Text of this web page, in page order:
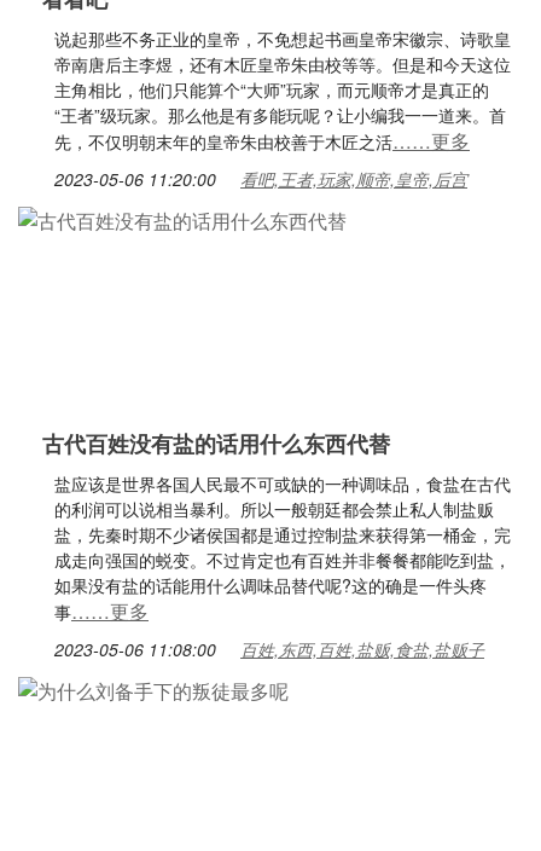
说起那些不务正业的皇帝，不免想起书画皇帝宋徽宗、诗歌皇
帝南唐后主李煜，还有木匠皇帝朱由校等等。但是和今天这位
主角相比，他们只能算个“大师”玩家，而元顺帝才是真正的
“王者”级玩家。那么他是有多能玩呢？让小编我一一道来。首
先，不仅明朝末年的皇帝朱由校善于木匠之活……更多
2023-05-06 11:20:00 看吧,王者,玩家,顺帝,皇帝,后宫
古代百姓没有盐的话用什么东西代替
盐应该是世界各国人民最不可或缺的一种调味品，食盐在古代
的利润可以说相当暴利。所以一般朝廷都会禁止私人制盐贩
盐，先秦时期不少诸侯国都是通过控制盐来获得第一桶金，完
成走向强国的蜕变。不过肯定也有百姓并非餐餐都能吃到盐，
如果没有盐的话能用什么调味品替代呢?这的确是一件头疼
事……更多
2023-05-06 11:08:00 百姓,东西,百姓,盐贩,食盐,盐贩子